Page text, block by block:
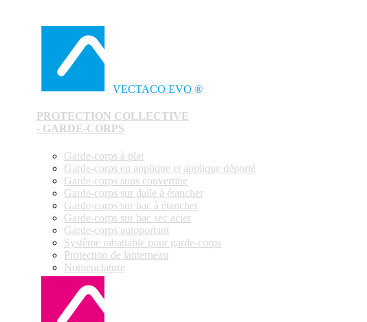
VECTACO EVO ®
PROTECTION COLLECTIVE
- GARDE-CORPS
Garde-corps à plat
Garde-corps en applique et applique déporté
Garde-corps sous couvertine
Garde-corps sur dalle à étancher
Garde-corps sur bac à étancher
Garde-corps sur bac sec acier
Garde-corps autoportant
Système rabattable pour garde-corps
Protection de lanterneau
Nomenclature